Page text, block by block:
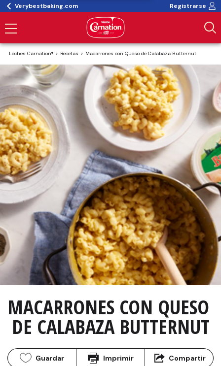
Verybestbaking.com Registrarse
Leches Carnation® Recetas Macarrones con Queso de Calabaza Butternut
MACARRONES CON QUESO
DE CALABAZA BUTTERNUT
Guardar Imprimir Compartir